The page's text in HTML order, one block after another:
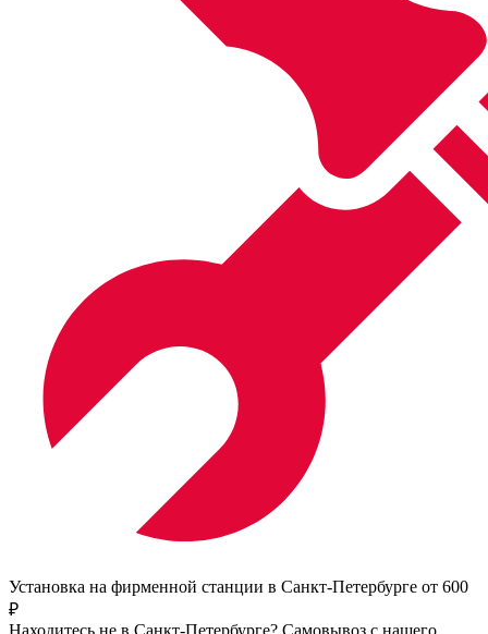
Установка на фирменной станции в Санкт-Петербурге от 600
₽
Находитесь не в Санкт-Петербурге? Самовывоз с нашего